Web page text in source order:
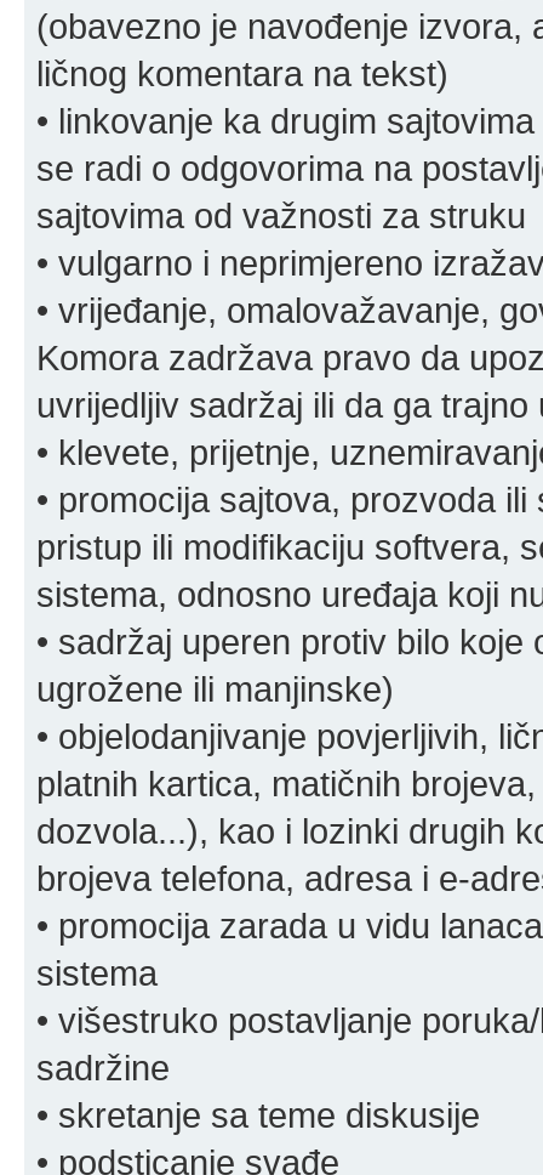
(obavezno je navođenje izvora,
ličnog komentara na tekst)
• linkovanje ka drugim
se radi o odgovorima na
sajtovima od važnosti za struku
• vulgarno i neprimjereno
• vrijeđanje, omalovažavanje,
Komora zadržava pravo da
uvrijedljiv sadržaj ili da ga trajno
• klevete, prijetnje,
• promocija sajtova, prozvoda
pristup ili modifikaciju softvera,
sistema, odnosno uređaja koji
• sadržaj uperen protiv bilo
ugrožene ili manjinske)
• objelodanjivanje povjerljivih,
platnih kartica, matičnih
dozvola...), kao i lozinki drugih
brojeva telefona, adresa i e-
• promocija zarada u vidu
sistema
• višestruko postavljanje
sadržine
• skretanje sa teme diskusije
• podsticanje svađe